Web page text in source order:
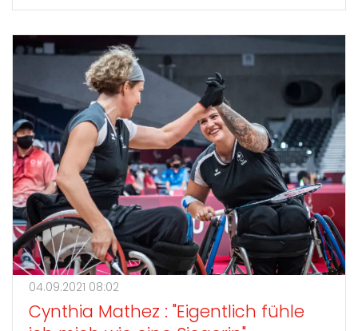
04.09.2021 08:02
Cynthia Mathez : "Eigentlich fühle